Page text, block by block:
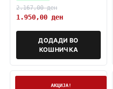
2.167,00ден
1.950,00 ден
ДОДАДИ ВО
КОШНИЧКА
АКЦИЈА!